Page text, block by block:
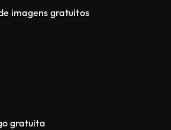
imagens gratuitos
gratuita